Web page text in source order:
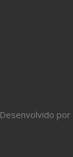
Desenvolvido por